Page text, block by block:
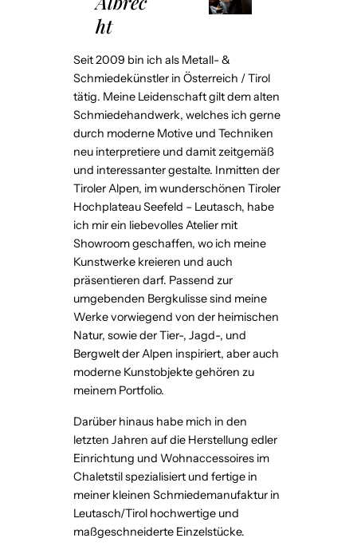
ht
Seit 2009 bin ich als Metall- &
Schmiedekünstler in Österreich / Tirol
tätig. Meine Leidenschaft gilt dem alten
Schmiedehandwerk, welches ich gerne
durch moderne Motive und Techniken
neu interpretiere und damit zeitgemäß
und interessanter gestalte. Inmitten der
Tiroler Alpen, im wunderschönen Tiroler
Hochplateau Seefeld – Leutasch, habe
ich mir ein liebevolles Atelier mit
Showroom geschaffen, wo ich meine
Kunstwerke kreieren und auch
präsentieren darf. Passend zur
umgebenden Bergkulisse sind meine
Werke vorwiegend von der heimischen
Natur, sowie der Tier-, Jagd-, und
Bergwelt der Alpen inspiriert, aber auch
moderne Kunstobjekte gehören zu
meinem Portfolio.
Darüber hinaus habe mich in den
letzten Jahren auf die Herstellung edler
Einrichtung und Wohnaccessoires im
Chaletstil spezialisiert und fertige in
meiner kleinen Schmiedemanufaktur in
Leutasch/Tirol hochwertige und
maßgeschneiderte Einzelstücke.